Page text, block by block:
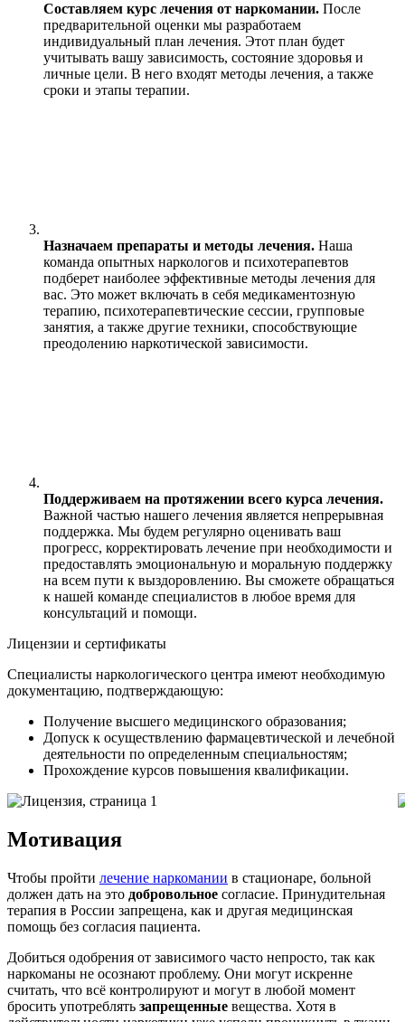
Составляем курс лечения от наркомании. После
предварительной оценки мы разработаем
индивидуальный план лечения. Этот план будет
учитывать вашу зависимость, состояние здоровья и
личные цели. В него входят методы лечения, а также
сроки и этапы терапии.
Назначаем препараты и методы лечения. Наша
команда опытных наркологов и психотерапевтов
подберет наиболее эффективные методы лечения для
вас. Это может включать в себя медикаментозную
терапию, психотерапевтические сессии, групповые
занятия, а также другие техники, способствующие
преодолению наркотической зависимости.
Поддерживаем на протяжении всего курса лечения.
Важной частью нашего лечения является непрерывная
поддержка. Мы будем регулярно оценивать ваш
прогресс, корректировать лечение при необходимости и
предоставлять эмоциональную и моральную поддержку
на всем пути к выздоровлению. Вы сможете обращаться
к нашей команде специалистов в любое время для
консультаций и помощи.
Лицензии и сертификаты
Специалисты наркологического центра имеют необходимую
документацию, подтверждающую:
Получение высшего медицинского образования;
Допуск к осуществлению фармацевтической и лечебной
деятельности по определенным специальностям;
Прохождение курсов повышения квалификации.
Мотивация
Чтобы пройти лечение наркомании в стационаре, больной
должен дать на это добровольное согласие. Принудительная
терапия в России запрещена, как и другая медицинская
помощь без согласия пациента.
Добиться одобрения от зависимого часто непросто, так как
наркоманы не осознают проблему. Они могут искренне
считать, что всё контролируют и могут в любой момент
бросить употреблять запрещенные вещества. Хотя в